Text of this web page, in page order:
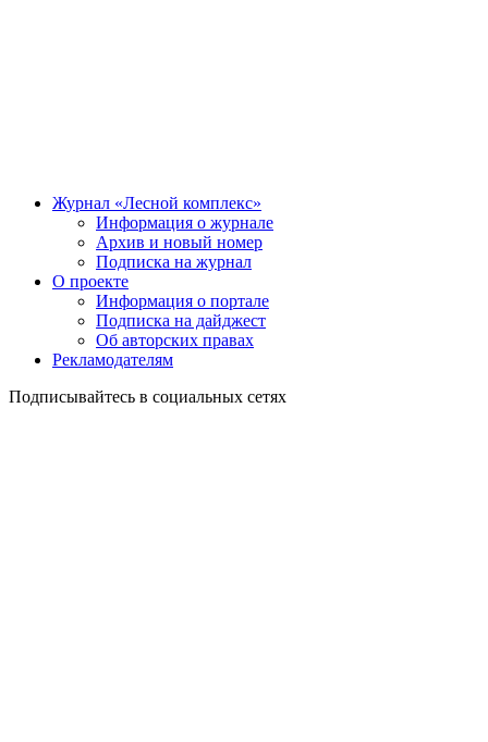
Журнал «Лесной комплекс»
Информация о журнале
Архив и новый номер
Подписка на журнал
О проекте
Информация о портале
Подписка на дайджест
Об авторских правах
Рекламодателям
Подписывайтесь в социальных сетях